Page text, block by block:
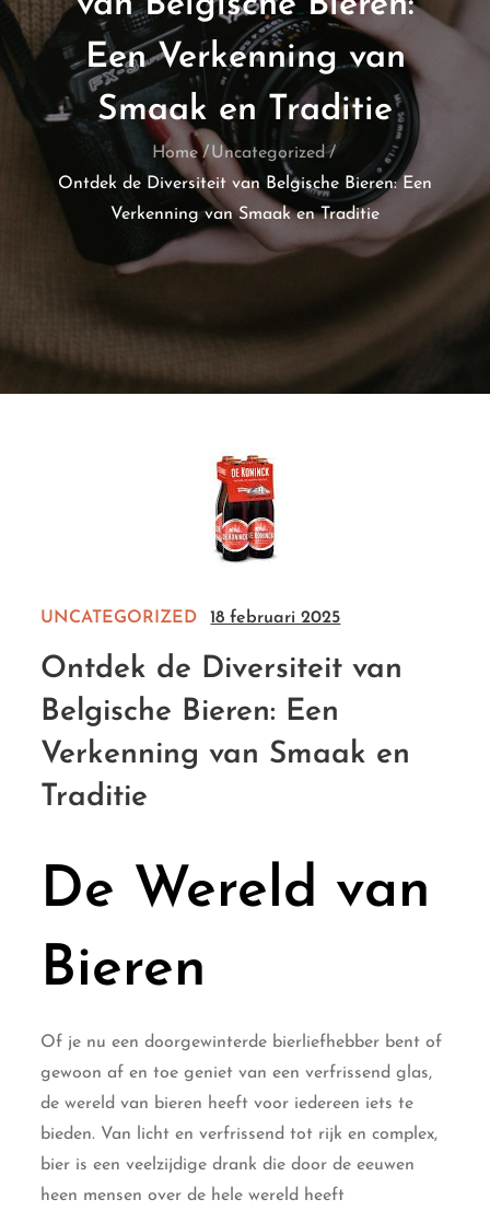
Een Verkenning van
Smaak en Traditie
Home
Uncategorized
Ontdek de Diversiteit van Belgische Bieren: Een
Verkenning van Smaak en Traditie
UNCATEGORIZED 18 februari 2025
Ontdek de Diversiteit van
Belgische Bieren: Een
Verkenning van Smaak en
Traditie
De Wereld van
Bieren
Of je nu een doorgewinterde bierliefhebber bent of
gewoon af en toe geniet van een verfrissend glas,
de wereld van bieren heeft voor iedereen iets te
bieden. Van licht en verfrissend tot rijk en complex,
bier is een veelzijdige drank die door de eeuwen
heen mensen over de hele wereld heeft